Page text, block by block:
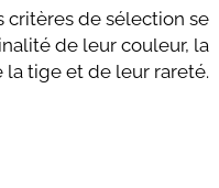
critères de sélection se
de leur couleur, la
la tige et de leur rareté.